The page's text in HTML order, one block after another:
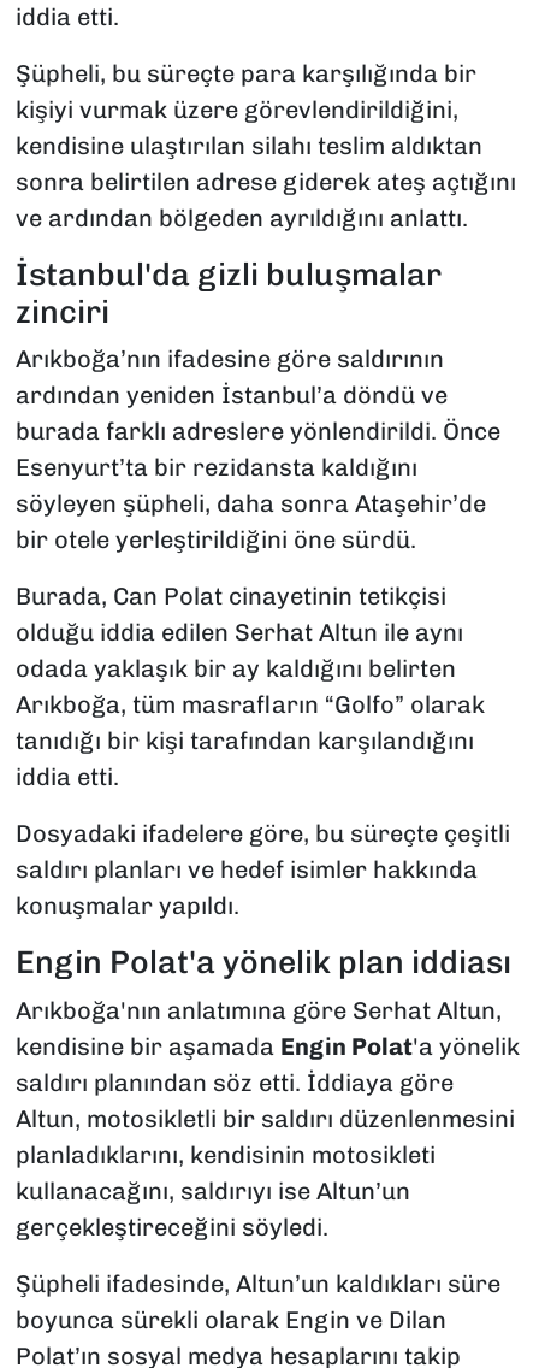
iddia etti.
Şüpheli, bu süreçte para karşılığında bir
kişiyi vurmak üzere görevlendirildiğini,
kendisine ulaştırılan silahı teslim aldıktan
sonra belirtilen adrese giderek ateş açtığını
ve ardından bölgeden ayrıldığını anlattı.
İstanbul'da gizli buluşmalar
zinciri
Arıkboğa’nın ifadesine göre saldırının
ardından yeniden İstanbul’a döndü ve
burada farklı adreslere yönlendirildi. Önce
Esenyurt’ta bir rezidansta kaldığını
söyleyen şüpheli, daha sonra Ataşehir’de
bir otele yerleştirildiğini öne sürdü.
Burada, Can Polat cinayetinin tetikçisi
olduğu iddia edilen Serhat Altun ile aynı
odada yaklaşık bir ay kaldığını belirten
Arıkboğa, tüm masrafların “Golfo” olarak
tanıdığı bir kişi tarafından karşılandığını
iddia etti.
Dosyadaki ifadelere göre, bu süreçte çeşitli
saldırı planları ve hedef isimler hakkında
konuşmalar yapıldı.
Engin Polat'a yönelik plan iddiası
Arıkboğa'nın anlatımına göre Serhat Altun,
kendisine bir aşamada Engin Polat'a yönelik
saldırı planından söz etti. İddiaya göre
Altun, motosikletli bir saldırı düzenlenmesini
planladıklarını, kendisinin motosikleti
kullanacağını, saldırıyı ise Altun’un
gerçekleştireceğini söyledi.
Şüpheli ifadesinde, Altun’un kaldıkları süre
boyunca sürekli olarak Engin ve Dilan
Polat’ın sosyal medya hesaplarını takip